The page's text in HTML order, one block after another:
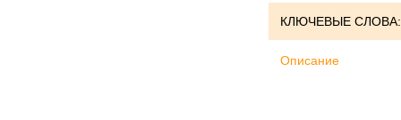
КЛЮЧЕВЫЕ СЛОВА:
Описание